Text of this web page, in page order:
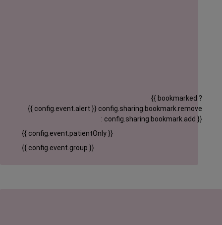
{{ config.event.alert }}
{{ bookmarked ?
config.sharing.bookmark.remove
: config.sharing.bookmark.add }}
{{ config.event.patientOnly }}
{{ config.event.group }}